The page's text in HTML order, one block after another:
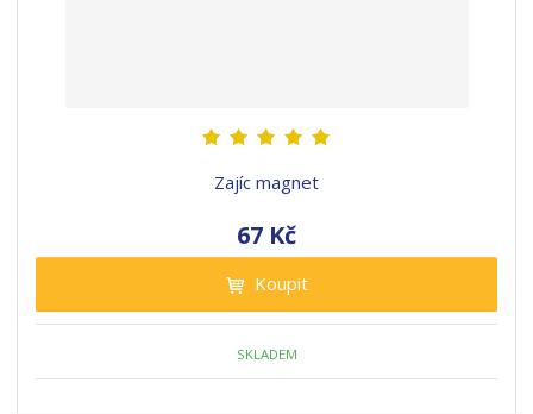
Zajíc magnet
67 Kč
Koupit
SKLADEM